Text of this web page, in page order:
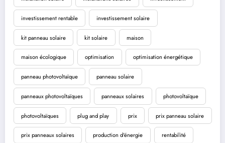
investissement rentable investissement solaire
kit panneau solaire kit solaire maison
maison écologique optimisation optimisation énergétique
panneau photovoltaïque panneau solaire
panneaux photovoltaïques panneaux solaires photovoltaïque
photovoltaïques plug and play prix prix panneau solaire
prix panneaux solaires production d'énergie rentabilité